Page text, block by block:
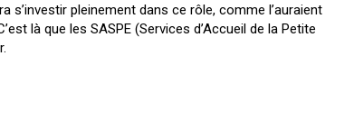
s’investir pleinement dans ce rôle, comme l’auraient
là que les SASPE (Services d’Accueil de la Petite